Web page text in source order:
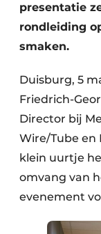
presentatie
rondleiding
smaken.
Duisburg, 5
Friedrich-
Director bij
Wire/Tube en
klein uurtje
omvang van
evenement